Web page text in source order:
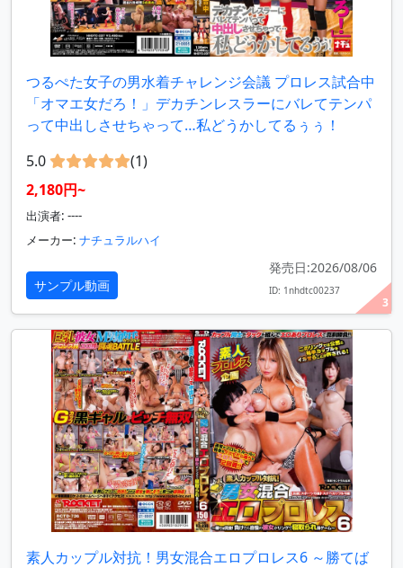
3
つるぺた女子の男水着チャレンジ会議 プロレス試合中
「オマエ女だろ！」デカチンレスラーにバレてテンパ
って中出しさせちゃって…私どうかしてるぅぅ！
5.0
(1)
2,180円~
出演者: ----
メーカー: ナチュラルハイ
サンプル動画
発売日:2026/08/06
ID: 1nhdtc00237
素人カップル対抗！男女混合エロプロレス6 ～勝てば